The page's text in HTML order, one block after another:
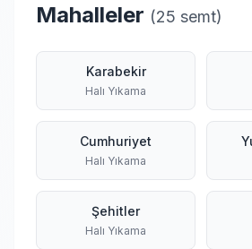
Mahalleler (25 semt)
Karabekir
Halı Yıkama
Cumhuriyet
Halı Yıkama
Şehitler
Halı Yıkama